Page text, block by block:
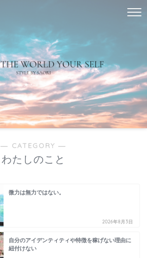
― CATEGORY ―
わたしのこと
微力は無力ではない。
2026年8月3日
自分のアイデンティティや特徴を稼げない理由に
紐付けない